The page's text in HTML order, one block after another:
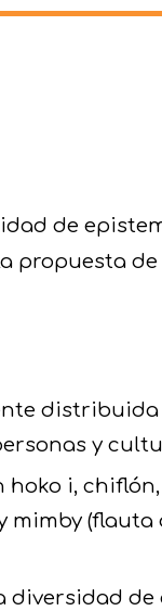
de
propuesta de
y
hoko i,
(flauta
diversidad